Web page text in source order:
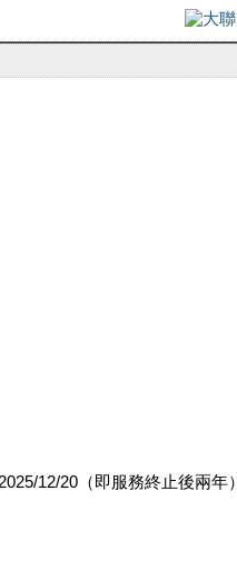
12/20（即服務終止後兩年）